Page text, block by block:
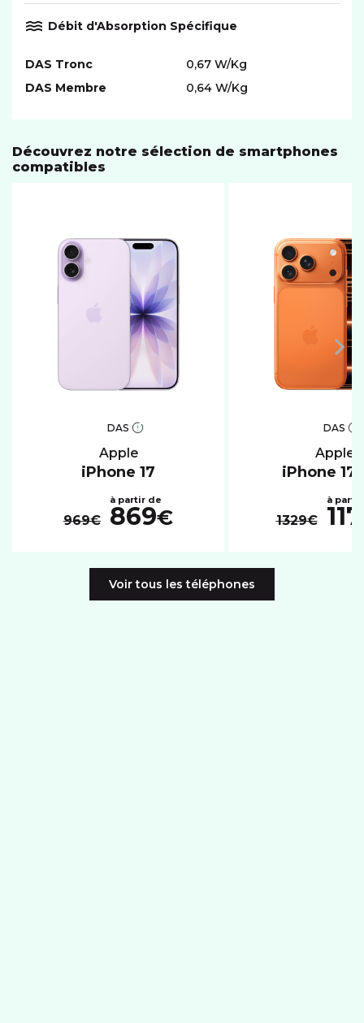
Débit d'Absorption Spécifique
DAS Tronc
0,67 W/Kg
DAS Membre
0,64 W/Kg
Découvrez notre sélection de smartphones
compatibles
DAS
apple
iPhone 17
969€ 869€
DAS
apple
iPhone 17
1329€
Voir tous les téléphones